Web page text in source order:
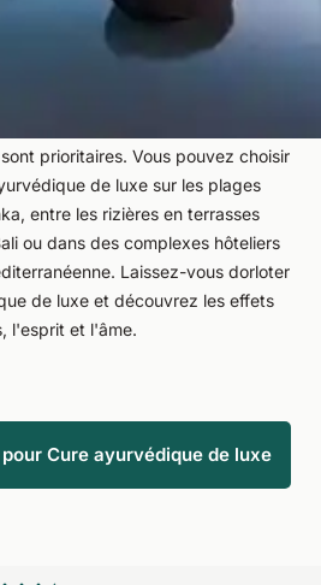
authentiques dans des
situés dans les plus beaux
prioritaires. Vous pouvez choisir
de luxe sur les plages
entre les rizières en terrasses
ou dans des complexes hôteliers
Laissez-vous dorloter
de luxe et découvrez les effets
l'esprit et l'âme.
Cure ayurvédique de luxe